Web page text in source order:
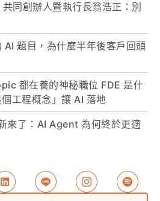
同創辦人暨執行長翁浩正：別
AI 題目，為什麼半年後客戶回頭
都在養的神秘職位 FDE 是什
工程概念」讓 AI 落地
來了：AI Agent 為何終於更適